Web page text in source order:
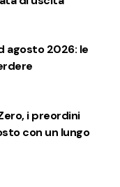
agosto 2026: le
i preordini
con un lungo